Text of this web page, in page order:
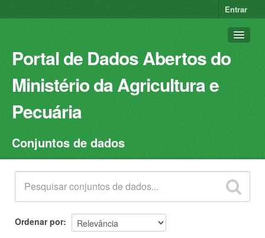
Entrar
Portal de Dados Abertos do
Ministério da Agricultura e
Pecuária
Conjuntos de dados
Organizações
Grupos
Sobre
Conjuntos de dados
Ordenar por